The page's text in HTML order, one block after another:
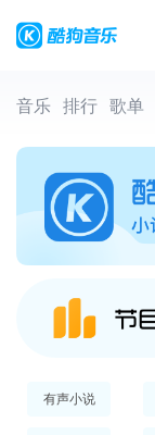
音乐 排行 歌单
有声小说